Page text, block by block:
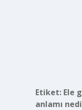
Etiket: Ele
anlamı